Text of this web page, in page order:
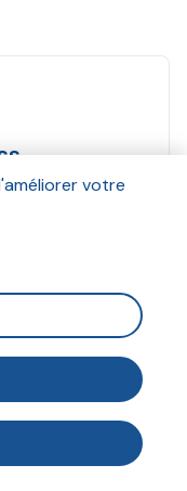
François-
Jérémie
le Labo de
de cinq
votre